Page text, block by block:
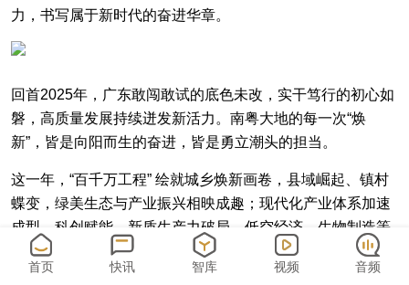
力，书写属于新时代的奋进华章。
回首2025年，广东敢闯敢试的底色未改，实干笃行的初心如
磐，高质量发展持续迸发新活力。南粤大地的每一次“焕
新”，皆是向阳而生的奋进，皆是勇立潮头的担当。
这一年，“百千万工程” 绘就城乡焕新画卷，县域崛起、镇村
蝶变，绿美生态与产业振兴相映成趣；现代化产业体系加速
成型，科创赋能、新质生产力破局，低空经济、生物制造等
新赛道澎湃向前；消费市场活力迸发，烟火气中升腾发展热
度……从改革深水区到开放前沿地，从民生细枝末节到发展
首页 快讯 智库 视频 音频